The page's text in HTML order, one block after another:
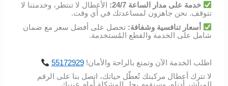
خدمة على مدار الساعة 24/7: الأعطال لا تنتظر، وخدمتنا لا
تتوقف. نحن جاهزون لمساعدتك في أي وقت.
أسعار تنافسية وشفافة: تحصل على أفضل سعر مع ضمان
شامل على الخدمة والقطع المُستخدمة.
اطلب الخدمة الآن وتمتع بالراحة والأمان!
55172929
لا تترك أعطال مركبتك تُعطّل حياتك، اتصل بنا على الرقم